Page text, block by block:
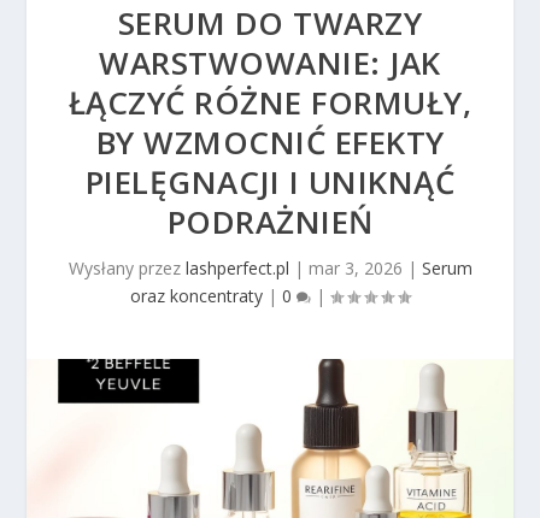
SERUM DO TWARZY
WARSTWOWANIE: JAK
ŁĄCZYĆ RÓŻNE FORMUŁY,
BY WZMOCNIĆ EFEKTY
PIELĘGNACJI I UNIKNĄĆ
PODRAŻNIEŃ
Wysłany przez lashperfect.pl | mar 3, 2026 | Serum
oraz koncentraty | 0 |